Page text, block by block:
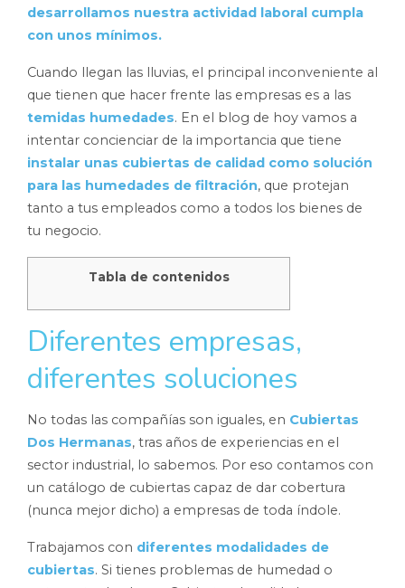
desarrollamos nuestra actividad laboral cumpla
con unos mínimos.
Cuando llegan las lluvias, el principal inconveniente al
que tienen que hacer frente las empresas es a las
temidas humedades. En el blog de hoy vamos a
intentar concienciar de la importancia que tiene
instalar unas cubiertas de calidad como solución
para las humedades de filtración, que protejan
tanto a tus empleados como a todos los bienes de
tu negocio.
Tabla de contenidos
Diferentes empresas,
diferentes soluciones
No todas las compañías son iguales, en Cubiertas
Dos Hermanas, tras años de experiencias en el
sector industrial, lo sabemos. Por eso contamos con
un catálogo de cubiertas capaz de dar cobertura
(nunca mejor dicho) a empresas de toda índole.
Trabajamos con diferentes modalidades de
cubiertas. Si tienes problemas de humedad o